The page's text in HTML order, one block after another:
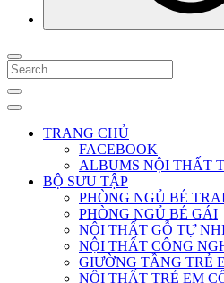
TRANG CHỦ
FACEBOOK
ALBUMS NỘI THẤT
BỘ SƯU TẬP
PHÒNG NGỦ BÉ
PHÒNG NGỦ BÉ GÁI
NỘI THẤT GỖ TỰ
NỘI THẤT CÔNG
GIƯỜNG TẦNG TRẺ
NỘI THẤT TRẺ EM